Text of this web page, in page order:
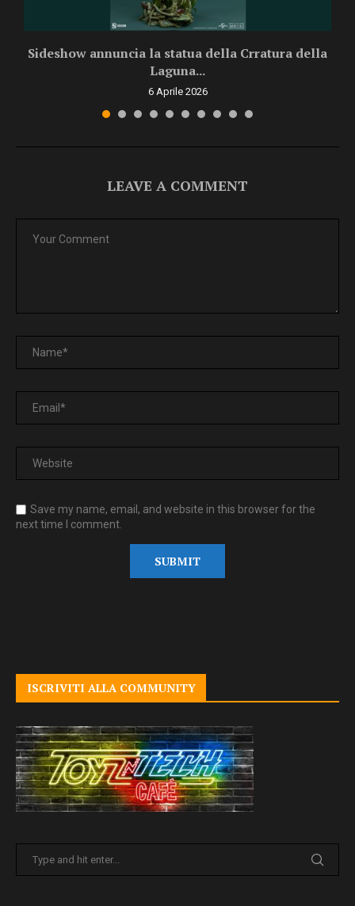
Sideshow annuncia la statua della Crratura della
Laguna...
6 Aprile 2026
LEAVE A COMMENT
Save my name, email, and website in this browser for the
next time I comment.
ISCRIVITI ALLA COMMUNITY